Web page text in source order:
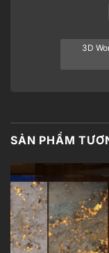
3D
SẢN PHẨM